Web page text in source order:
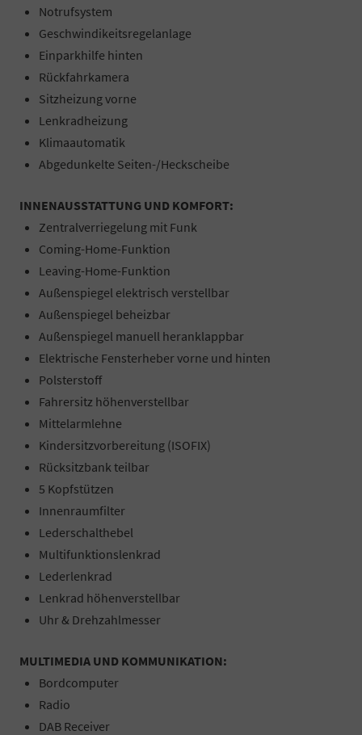
Notrufsystem
Geschwindikeitsregelanlage
Einparkhilfe hinten
Rückfahrkamera
Sitzheizung vorne
Lenkradheizung
Klimaautomatik
Abgedunkelte Seiten-/Heckscheibe
INNENAUSSTATTUNG UND KOMFORT:
Zentralverriegelung mit Funk
Coming-Home-Funktion
Leaving-Home-Funktion
Außenspiegel elektrisch verstellbar
Außenspiegel beheizbar
Außenspiegel manuell heranklappbar
Elektrische Fensterheber vorne und hinten
Polsterstoff
Fahrersitz höhenverstellbar
Mittelarmlehne
Kindersitzvorbereitung (ISOFIX)
Rücksitzbank teilbar
5 Kopfstützen
Innenraumfilter
Lederschalthebel
Multifunktionslenkrad
Lederlenkrad
Lenkrad höhenverstellbar
Uhr & Drehzahlmesser
MULTIMEDIA UND KOMMUNIKATION:
Bordcomputer
Radio
DAB Receiver